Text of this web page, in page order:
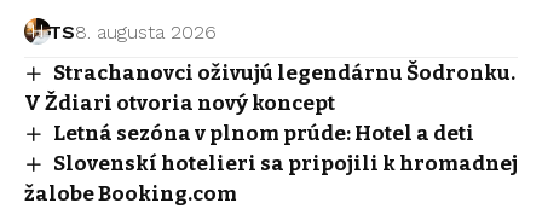
TS8. augusta 2026
Strachanovci oživujú legendárnu Šodronku.
V Ždiari otvoria nový koncept
Letná sezóna v plnom prúde: Hotel a deti
Slovenskí hotelieri sa pripojili k hromadnej
žalobe Booking.com